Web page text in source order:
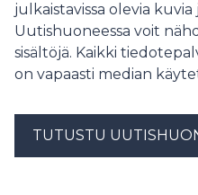
julkaistavissa olevia kuvia
Uutishuoneessa voit
sisältöjä. Kaikki
on vapaasti median
TUTUSTU